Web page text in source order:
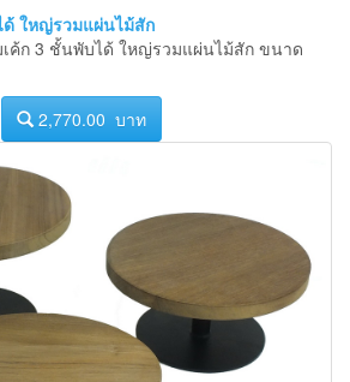
ใหญ่รวมแผ่นไม้สัก
เค้ก 3 ชั้นพับได้ ใหญ่รวมแผ่นไม้สัก ขนาด
2,770.00 บาท